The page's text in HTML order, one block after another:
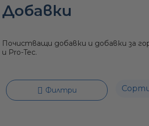
Добавки
Почистващи добавки и добавки за
и Pro-Tec.
Филтри